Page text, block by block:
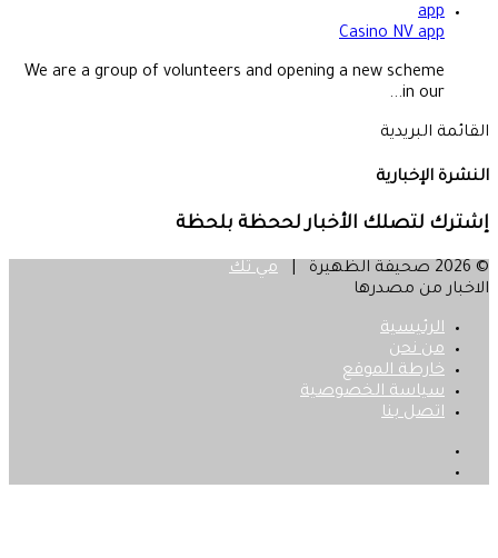
Casino NV app
We are a group of volunteers and opening a new scheme
in our...
القائمة البريدية
النشرة الإخبارية
إشترك لتصلك الأخبار لححظة بلحظة
© 2026 صحيفة الظهيرة |
مي تك
الاخبار من مصدرها
الرئيسية
من نحن
خارطة الموقع
سياسة الخصوصية
اتصل بنا